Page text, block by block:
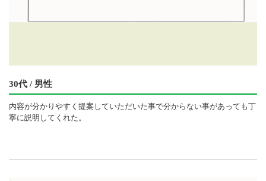
30代 / 男性
内容が分かりやすく提案していただいた事で分からない事があっても丁
寧に説明してくれた。